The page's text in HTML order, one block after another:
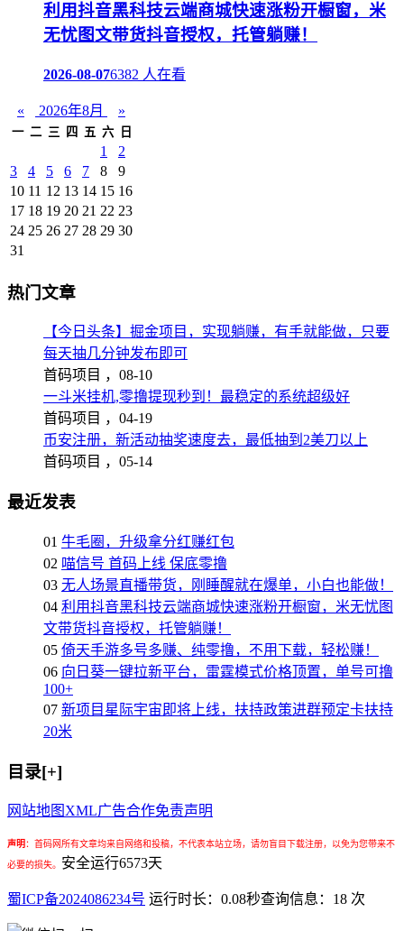
利用抖音黑科技云端商城快速涨粉开橱窗，米
无忧图文带货抖音授权，托管躺赚！
2026-08-076382 人在看
« 2026年8月 »
一 二 三 四 五 六 日
1
2
3
4 5 6 7 8
9
10 11 12 13 14 15 16
17 18 19 20 21 22 23
24 25 26 27 28 29 30
31
热门文章
【今日头条】掘金项目，实现躺赚，有手就能做，只要
每天抽几分钟发布即可
首码项目 ， 08-10
一斗米挂机,零撸提现秒到！最稳定的系统超级好
首码项目 ， 04-19
币安注册，新活动抽奖速度去，最低抽到2美刀以上
首码项目 ， 05-14
最近发表
01 牛毛圈，升级拿分红赚红包
02 喵信号 首码上线 保底零撸
03 无人场景直播带货，刚睡醒就在爆单，小白也能做！
04 利用抖音黑科技云端商城快速涨粉开橱窗，米无忧图
文带货抖音授权，托管躺赚！
05 倚天手游多号多赚、纯零撸，不用下载，轻松赚！
06 向日葵一键拉新平台，雷霆模式价格顶置，单号可撸
100+
07 新项目星际宇宙即将上线，扶持政策进群预定卡扶持
20米
目录[+]
网站地图 XML广告合作免责声明
声明： 首码网所有文章均来自网络和投稿，不代表本站立场，请勿盲目下载注册，以免为您带来不
必要的损失。 安全运行6573天
蜀ICP备2024086234号 运行时长：0.08秒查询信息：18 次